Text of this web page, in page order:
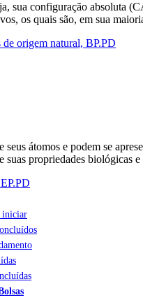
sua configuração absoluta
os quais são, em sua
origem natural, BP.PD
átomos e podem se
propriedades
iniciar